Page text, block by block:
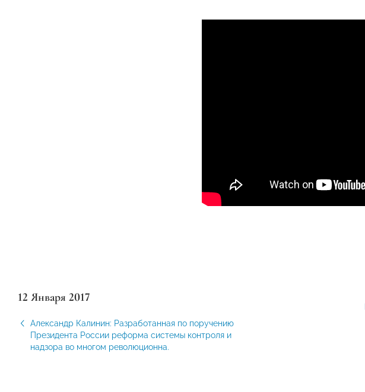
12 Января 2017
Александр Калинин: Разработанная по поручению
Президента России реформа системы контроля и
надзора во многом революционна.